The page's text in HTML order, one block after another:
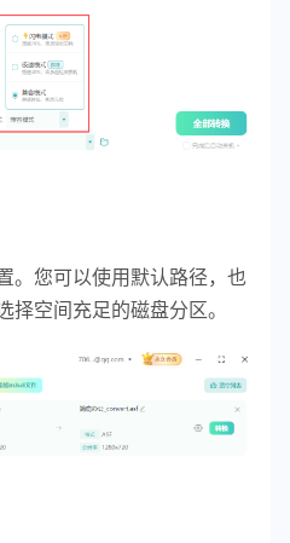
。您可以使用默认路径，也
择空间充足的磁盘分区。